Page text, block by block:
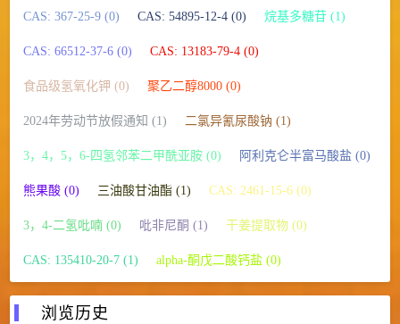
CAS: 367-25-9 (0) CAS: 54895-12-4 (0) 烷基多糖苷 (1)
CAS: 66512-37-6 (0) CAS: 13183-79-4 (0)
食品级氢氧化钾 (0) 聚乙二醇8000 (0)
2024年劳动节放假通知 (1) 二氯异氰尿酸钠 (1)
3，4，5，6-四氢邻苯二甲酰亚胺 (0) 阿利克仑半富马酸盐 (0)
熊果酸 (0) 三油酸甘油酯 (1) CAS: 2461-15-6 (0)
3，4-二氢吡喃 (0) 吡非尼酮 (1) 干姜提取物 (0)
CAS: 135410-20-7 (1) alpha-酮戊二酸钙盐 (0)
浏览历史